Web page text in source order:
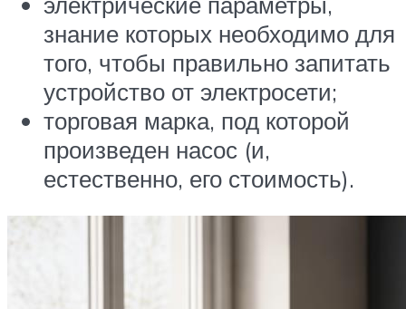
знание которых необходимо для
того, чтобы правильно запитать
устройство от электросети;
торговая марка, под которой
произведен насос (и,
естественно, его стоимость).